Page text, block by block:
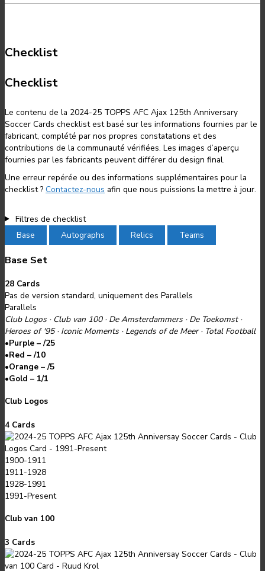
Checklist
Checklist
Le contenu de la 2024-25 TOPPS AFC Ajax 125th Anniversary
Soccer Cards checklist est basé sur les informations fournies par le
fabricant, complété par nos propres constatations et des
contributions de la communauté vérifiées. Les images d’aperçu
fournies par les fabricants peuvent différer du design final.
Une erreur repérée ou des informations supplémentaires pour la
checklist ? Contactez-nous afin que nous puissions la mettre à jour.
Filtres de checklist
Base
Autographs Relics Teams
Base Set
28 Cards
Pas de version standard, uniquement des Parallels
Parallels
Club Logos · Club van 100 · De Amsterdammers · De Toekomst ·
Heroes of '95 · Iconic Moments · Legends of de Meer · Total Football
•Purple – /25
•Red – /10
•Orange – /5
•Gold – 1/1
Club Logos
4 Cards
1900-1911
1911-1928
1928-1991
1991-Present
Club van 100
3 Cards